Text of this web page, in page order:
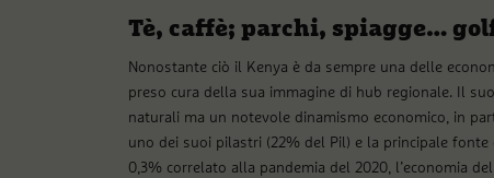
Tè, caffè; parchi, spiagge…
Nonostante ciò il Kenya è da sempre una delle
preso cura della sua immagine di hub regionale. Il
naturali ma un notevole dinamismo economico, in
uno dei suoi pilastri (22% del Pil) e la principale
0,3% correlato alla pandemia del 2020, l’economia